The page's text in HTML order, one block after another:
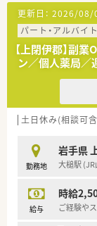
更新日： 2026/08/
パート・アルバイト
【上閉伊郡】副
ン／個人薬局
土日休み(相談可
勤務地
岩手県
大槌駅
給与
時給
ご経験や